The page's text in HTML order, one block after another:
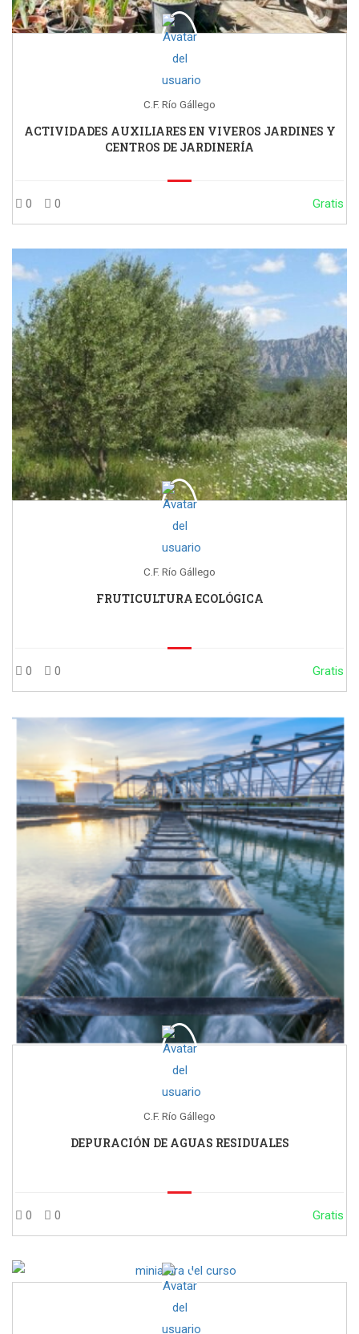
C.F. Río Gállego
ACTIVIDADES AUXILIARES EN VIVEROS JARDINES Y
CENTROS DE JARDINERÍA
0 0 Gratis
C.F. Río Gállego
FRUTICULTURA ECOLÓGICA
0 0 Gratis
C.F. Río Gállego
DEPURACIÓN DE AGUAS RESIDUALES
0 0 Gratis